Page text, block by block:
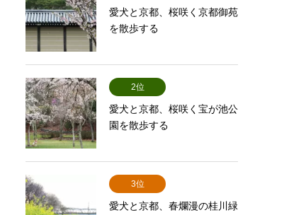
愛犬と京都、桜咲く京都御苑
を散歩する
2位
愛犬と京都、桜咲く宝が池公
園を散歩する
3位
愛犬と京都、春爛漫の桂川緑